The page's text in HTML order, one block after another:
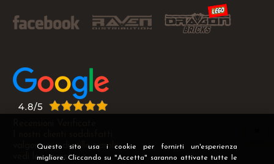
Questo sito usa i cookie per fornirti un'esperienza
migliore. Cliccando su "Accetta" saranno attivate tutte le
valgono più di mille parole
vedi le recensioni >